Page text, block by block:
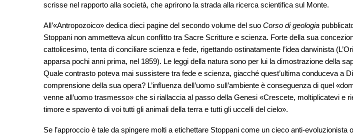
scrisse nel rapporto alla società, che aprirono la strada alla ricerca scientifica sul Monte.
All’«Antropozoico» dedica dieci pagine del secondo volume del suo Corso di geologia
Stoppani non ammetteva alcun conflitto tra Sacre Scritture e scienza. Forte della sua
cattolicesimo, tenta di conciliare scienza e fede, rigettando ostinatamente l’idea darwinista
apparsa pochi anni prima, nel 1859). Le leggi della natura sono per lui la dimostrazione della
Quale contrasto poteva mai sussistere tra fede e scienza, giacché quest’ultima conduceva a
comprensione della sua opera? L’influenza dell’uomo sull’ambiente è conseguenza di quel
venne all’uomo trasmesso» che si riallaccia al passo della Genesi «Crescete, moltiplicatevi e
timore e spavento di voi tutti gli animali della terra e tutti gli uccelli del cielo».
Se l’approccio è tale da spingere molti a etichettare Stoppani come un cieco anti-evoluzionista